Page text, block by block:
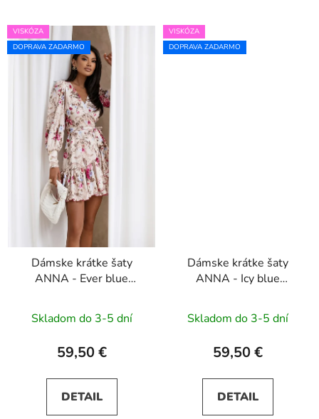
VISKÓZA
DOPRAVA ZADARMO
Dámske krátke šaty
ANNA - Ever blue
Skladom do 3-5 dní
59,50 €
DETAIL
VISKÓZA
DOPRAVA ZADARMO
Dámske krátke šaty
ANNA - Icy blue
Skladom do 3-5 dní
59,50 €
DETAIL